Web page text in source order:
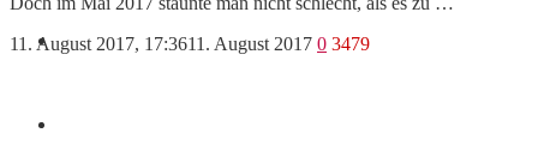
Finanzen
11. August 2017, 17:3611. August 2017 0 3479